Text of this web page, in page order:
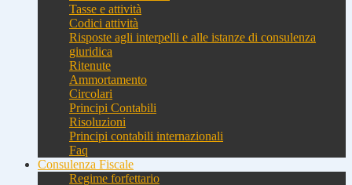
Tasse e attività
Codici attività
Risposte agli interpelli e alle istanze di consulenza
giuridica
Ritenute
Ammortamento
Circolari
Principi Contabili
Risoluzioni
Principi contabili internazionali
Faq
Consulenza Fiscale
Regime forfettario